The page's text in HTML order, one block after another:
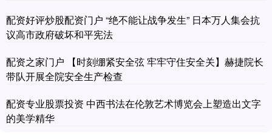
配资好评炒股配资门户 “绝不能让战争发生” 日本万人集会抗
议高市政府破坏和平宪法
配资之家门户 【时刻绷紧安全弦 牢牢守住安全关】赫捷院长
带队开展全院安全生产检查
配资专业股票投资 中西书法在伦敦艺术博览会上塑造出文字
的美学精华